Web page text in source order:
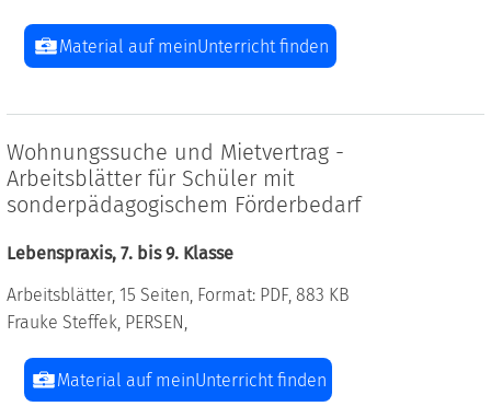
Material auf meinUnterricht finden
Wohnungssuche und Mietvertrag -
Arbeitsblätter für Schüler mit
sonderpädagogischem Förderbedarf
Lebenspraxis, 7. bis 9. Klasse
Arbeitsblätter, 15 Seiten, Format: PDF, 883 KB
Frauke Steffek, PERSEN,
Material auf meinUnterricht finden